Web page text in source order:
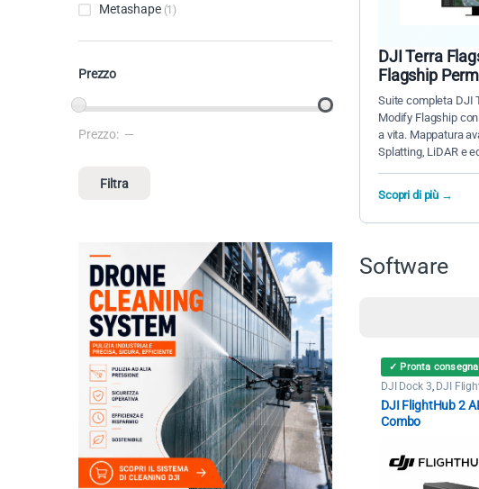
DJI Terra
Flagship
Suite completa DJI
Modify Flagship
a vita. Mappatura
Splatting, LiDAR e
Scopri di più →
Software
✓ Pronta consegna
DJI Dock 3, DJI
DJI FlightHub 2
Combo
Metashape (1)
Prezzo
Prezzo Min
Prezzo Max
Filtra
Prezzo: —